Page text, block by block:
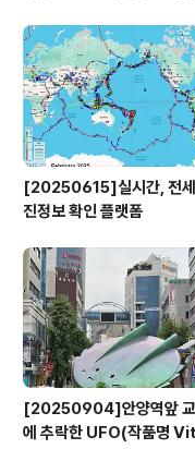
[20250615]실시간, 전세
진정보 확인 플랫폼
[20250904]안양역앞 교
에 추락한 UFO(작품명